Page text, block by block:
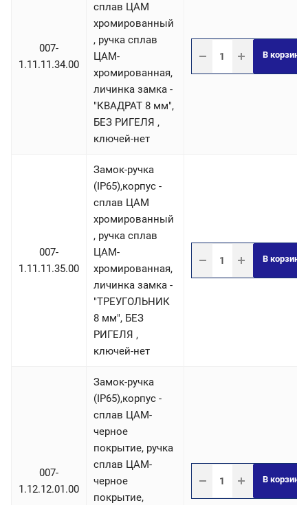
007-
1.11.11.34.00
сплав ЦАМ
хромированный
, ручка сплав
ЦАМ-
хромированная,
личинка замка -
"КВАДРАТ 8 мм",
БЕЗ РИГЕЛЯ ,
ключей-нет
В корзину
007-
1.11.11.35.00
Замок-ручка
(IP65),корпус -
сплав ЦАМ
хромированный
, ручка сплав
ЦАМ-
хромированная,
личинка замка -
"ТРЕУГОЛЬНИК
8 мм", БЕЗ
РИГЕЛЯ ,
ключей-нет
В корзину
007-
1.12.12.01.00
Замок-ручка
(IP65),корпус -
сплав ЦАМ-
черное
покрытие, ручка
сплав ЦАМ-
черное
покрытие,
В корзину